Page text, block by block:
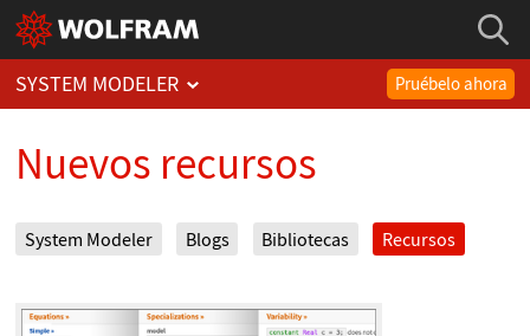
SYSTEM MODELER Pruébelo ahora
Nuevos recursos
System Modeler Blogs Bibliotecas Recursos